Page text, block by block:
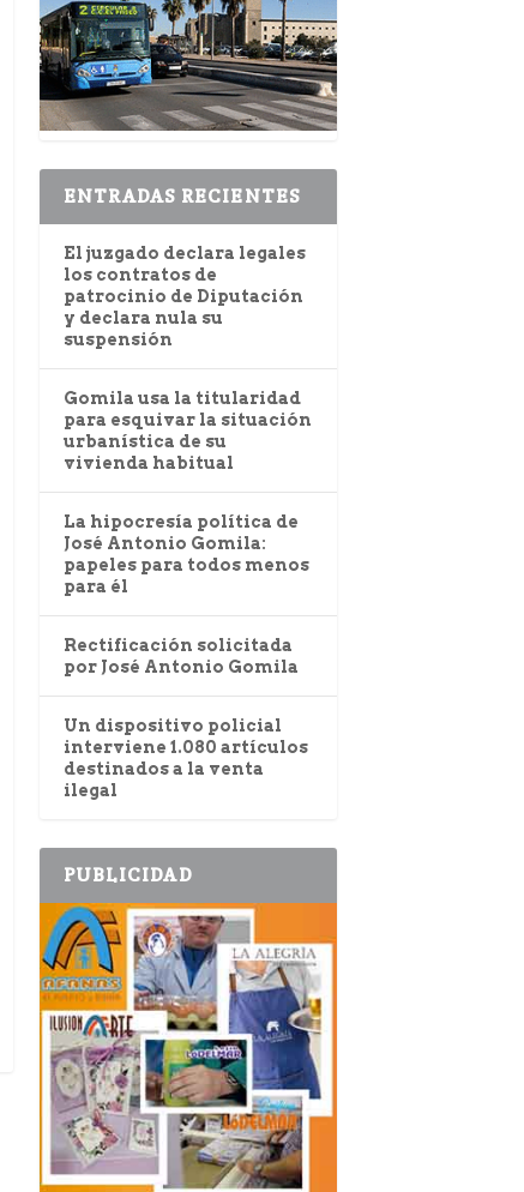
ENTRADAS RECIENTES
El juzgado declara legales
los contratos de
patrocinio de Diputación
y declara nula su
suspensión
Gomila usa la titularidad
para esquivar la situación
urbanística de su
vivienda habitual
La hipocresía política de
José Antonio Gomila:
papeles para todos menos
para él
Rectificación solicitada
por José Antonio Gomila
Un dispositivo policial
interviene 1.080 artículos
destinados a la venta
ilegal
PUBLICIDAD